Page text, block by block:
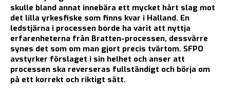
skulle bland annat innebära ett mycket hårt slag mot
det lilla yrkesfiske som finns kvar i Halland. En
ledstjärna i processen borde ha varit att nyttja
erfarenheterna från Bratten-processen, dessvärre
synes det som om man gjort precis tvärtom. SFPO
avstyrker förslaget i sin helhet och anser att
processen ska reverseras fullständigt och börja om
på ett korrekt och riktigt sätt.